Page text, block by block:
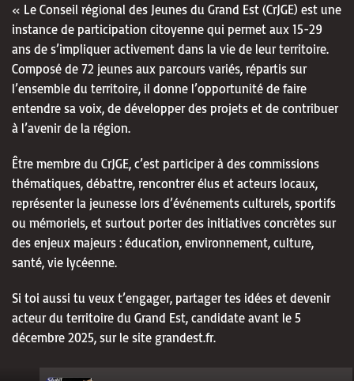
« Le Conseil régional des Jeunes du Grand Est (CrJGE) est une
instance de participation citoyenne qui permet aux 15-29
ans de s’impliquer activement dans la vie de leur territoire.
Composé de 72 jeunes aux parcours variés, répartis sur
l’ensemble du territoire, il donne l’opportunité de faire
entendre sa voix, de développer des projets et de contribuer
à l’avenir de la région.
Être membre du CrJGE, c’est participer à des commissions
thématiques, débattre, rencontrer élus et acteurs locaux,
représenter la jeunesse lors d’événements culturels, sportifs
ou mémoriels, et surtout porter des initiatives concrètes sur
des enjeux majeurs : éducation, environnement, culture,
santé, vie lycéenne.
Si toi aussi tu veux t’engager, partager tes idées et devenir
acteur du territoire du Grand Est, candidate avant le 5
décembre 2025, sur le site grandest.fr.